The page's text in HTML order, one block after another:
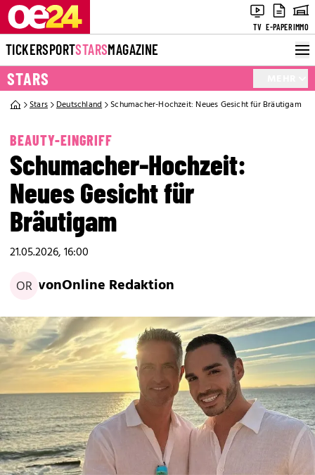
TV E-PAPERIMMO
TICKERSPORTSTARSMAGAZINE
STARS
Stars Deutschland Schumacher-Hochzeit: Neues Gesicht für Bräutigam
BEAUTY-EINGRIFF
Schumacher-Hochzeit:
Neues Gesicht für
Bräutigam
21.05.2026, 16:00
OR vonOnline Redaktion